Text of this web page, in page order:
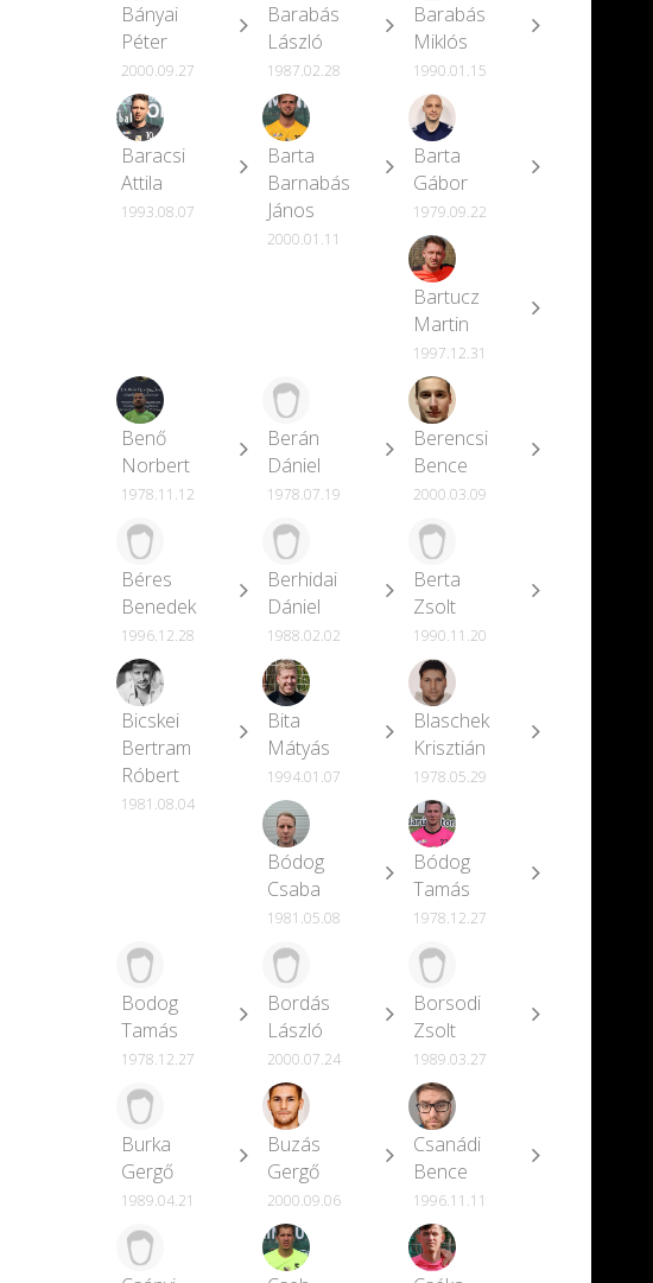
Bányai
Péter
2000.09.27
Barabás
László
1987.02.28
Barabás
Miklós
1990.01.15
Baracsi
Attila
1993.08.07
Barta
Barnabás
János
2000.01.11
Barta
Gábor
1979.09.22
Bartucz
Martin
1997.12.31
Benő
Norbert
1978.11.12
Berán
Dániel
1978.07.19
Berencsi
Bence
2000.03.09
Béres
Benedek
1996.12.28
Berhidai
Dániel
1988.02.02
Berta
Zsolt
1990.11.20
Bicskei
Bertram
Róbert
1981.08.04
Bita
Mátyás
1994.01.07
Blaschek
Krisztián
1978.05.29
Bódog
Csaba
1981.05.08
Bódog
Tamás
1978.12.27
Bodog
Tamás
1978.12.27
Bordás
László
2000.07.24
Borsodi
Zsolt
1989.03.27
Burka
Gergő
1989.04.21
Buzás
Gergő
2000.09.06
Csanádi
Bence
1996.11.11